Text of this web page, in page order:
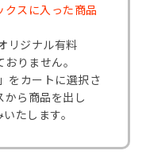
クスに入った商品
リジナル有料
りません。
をカートに選択さ
ら商品を出し
たします。